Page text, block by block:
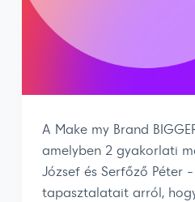
A Make my Brand
amelyben 2 gyakorlati
József és Serfőző Péter
tapasztalatait arról,